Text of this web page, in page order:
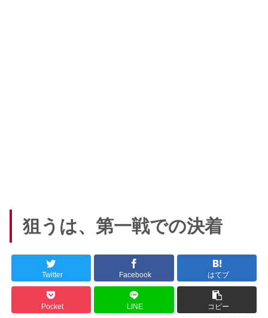
狙うは、第一戦での決着
Twitter Facebook はてブ
Pocket LINE コピー